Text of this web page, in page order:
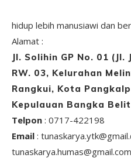
hidup lebih manusiawi dan
Alamat :
Jl. Solihin GP No. 01
RW. 03, Kelurahan
Rangkui, Kota
Kepulauan Bangka
Telpon : 0717-422198
Email :
tunaskarya.humas@gmail.com